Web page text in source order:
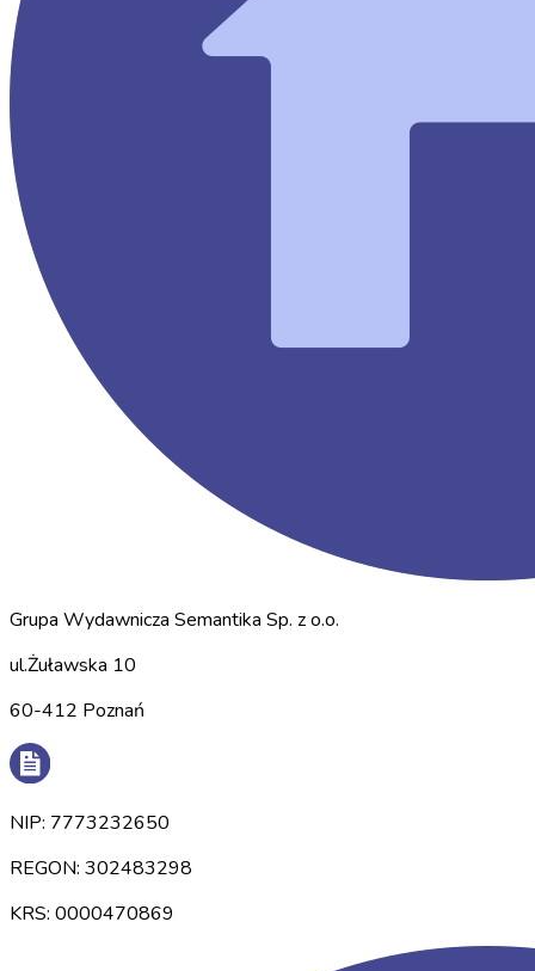
Grupa Wydawnicza Semantika Sp. z o.o.
ul.Żuławska 10
60-412 Poznań
NIP: 7773232650
REGON: 302483298
KRS: 0000470869